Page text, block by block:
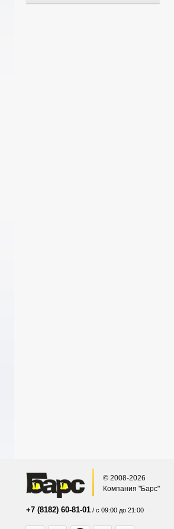
© 2008-2026
Компания "Барс"
+7 (8182) 60-81-01 / с 09:00 до 21:00